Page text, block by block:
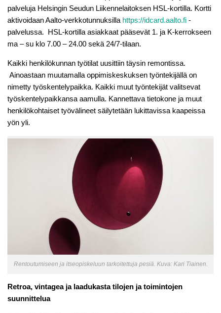
palveluja Helsingin Seudun Liikennelaitoksen HSL-kortilla. Kortti
aktivoidaan Aalto-verkkotunnuksilla https://idcard.aalto.fi -
palvelussa. HSL-kortilla asiakkaat pääsevät 1. ja K-kerrokseen
ma – su klo 7.00 – 24.00 sekä 24/7-tilaan.
Kaikki henkilökunnan työtilat uusittiin täysin remontissa.
Ainoastaan muutamalla oppimiskeskuksen työntekijällä on
nimetty työskentelypaikka. Kaikki muut työntekijät valitsevat
työskentelypaikkansa aamulla. Kannettava tietokone ja muut
henkilökohtaiset työvälineet säilytetään lukittavissa kaapeissa
yön yli.
Rentoutumiseen ja itseopiskeluun tarkoitettuja pesiä. Kuva: Kari Tiainen.
Retroa, vintagea ja laadukasta tilojen ja toimintojen
suunnittelua